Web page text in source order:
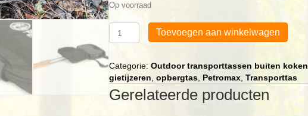
Op voorraad
Transporttas
Hamburger
ijzer
aantal
Toevoegen aan winkelwagen
Categorie:Outdoor transporttassen buiten koken
gietijzeren ,opbergtas Petromax ,Transporttas
Gerelateerde producten